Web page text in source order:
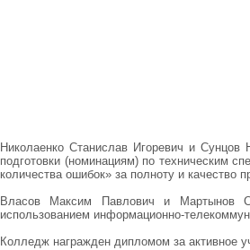
Николаенко Станислав Игоревич и
подготовки (номинациям) по техническим
количества ошибок» за полноту и качество
Власов Максим Павлович и Мартынов
использованием информационно-
Колледж награжден дипломом за активное